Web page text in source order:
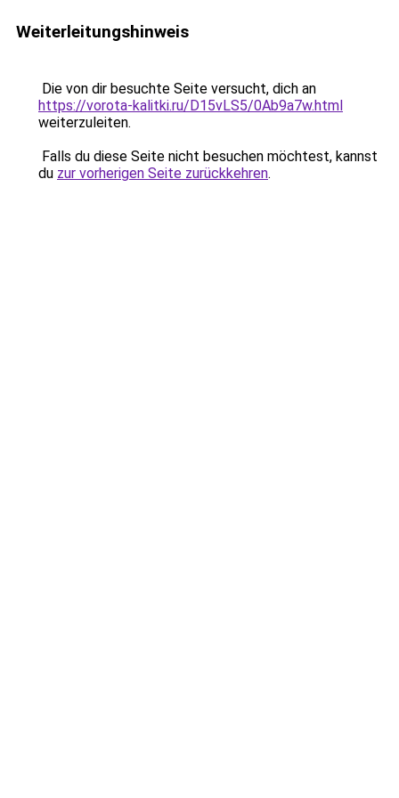
Weiterleitungshinweis
Die von dir besuchte Seite versucht, dich an
https://vorota-kalitki.ru/D15vLS5/0Ab9a7w.html
weiterzuleiten.
Falls du diese Seite nicht besuchen möchtest, kannst
du zur vorherigen Seite zurückkehren.